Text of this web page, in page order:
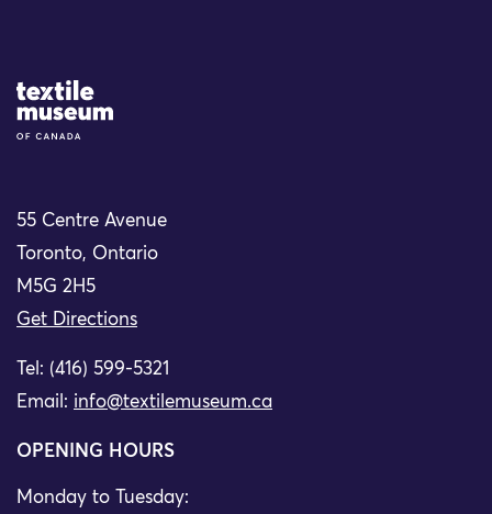
Site Logo
55 Centre Avenue
Toronto, Ontario
M5G 2H5
Get Directions
Tel: (416) 599-5321
Email: info@textilemuseum.ca
OPENING HOURS
Monday to Tuesday: